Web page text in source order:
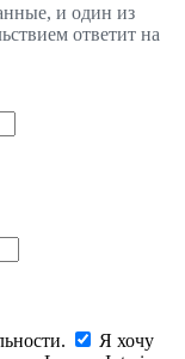
и один из
ответит на
Я хочу